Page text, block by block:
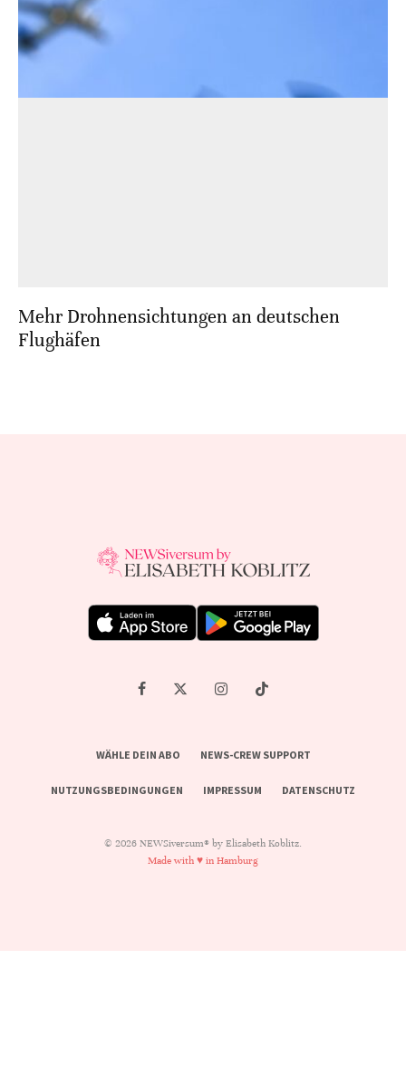
Mehr Drohnensichtungen an deutschen
Flughäfen
WÄHLE DEIN ABO NEWS-CREW SUPPORT
NUTZUNGSBEDINGUNGEN IMPRESSUM DATENSCHUTZ
© 2026 NEWSiversum® by Elisabeth Koblitz.
Made with ♥ in Hamburg